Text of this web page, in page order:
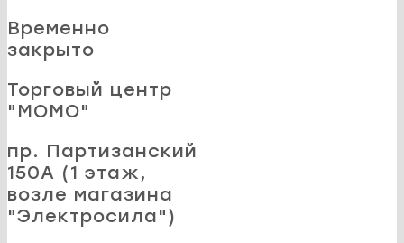
Временно
закрыто
Торговый центр
"MOMO"
пр. Партизанский
150А (1 этаж,
возле магазина
"Электросила")